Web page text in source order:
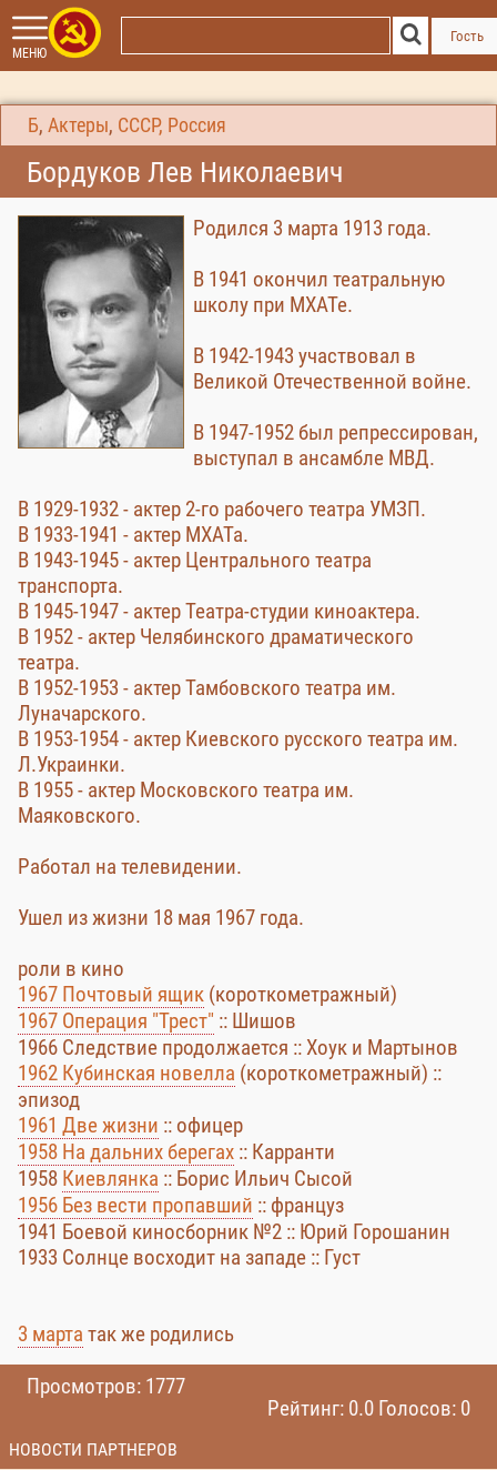
МЕНЮ
Гость
Б, Актеры, СССР, Россия
Бордуков Лев Николаевич
Родился 3 марта 1913 года.
В 1941 окончил театральную
школу при МХАТе.
В 1942-1943 участвовал в
Великой Отечественной войне.
В 1947-1952 был репрессирован,
выступал в ансамбле МВД.
В 1929-1932 - актер 2-го рабочего театра УМЗП.
В 1933-1941 - актер МХАТа.
В 1943-1945 - актер Центрального театра
транспорта.
В 1945-1947 - актер Театра-студии киноактера.
В 1952 - актер Челябинского драматического
театра.
В 1952-1953 - актер Тамбовского театра им.
Луначарского.
В 1953-1954 - актер Киевского русского театра им.
Л.Украинки.
В 1955 - актер Московского театра им.
Маяковского.
Работал на телевидении.
Ушел из жизни 18 мая 1967 года.
роли в кино
1967 Почтовый ящик (короткометражный)
1967 Операция "Трест" :: Шишов
1966 Следствие продолжается :: Хоук и Мартынов
1962 Кубинская новелла (короткометражный) ::
эпизод
1961 Две жизни :: офицер
1958 На дальних берегах :: Карранти
1958 Киевлянка :: Борис Ильич Сысой
1956 Без вести пропавший :: француз
1941 Боевой киносборник №2 :: Юрий Горошанин
1933 Солнце восходит на западе :: Густ
3 марта так же родились
Просмотров: 1777
Рейтинг: 0.0 Голосов: 0
НОВОСТИ ПАРТНЕРОВ